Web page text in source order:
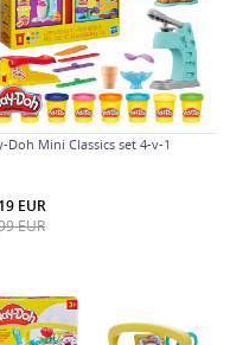
Doh Mini Classics set 4-v-1
EUR
EUR